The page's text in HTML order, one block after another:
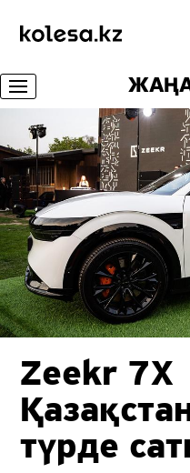
Zeekr 7X
түрде